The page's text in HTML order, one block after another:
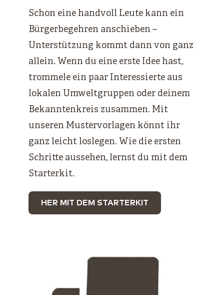
Schon eine handvoll Leute kann ein
Bürgerbegehren anschieben –
Unterstützung kommt dann von ganz
allein. Wenn du eine erste Idee hast,
trommele ein paar Interessierte aus
lokalen Umweltgruppen oder deinem
Bekanntenkreis zusammen. Mit
unseren Mustervorlagen könnt ihr
ganz leicht loslegen. Wie die ersten
Schritte aussehen, lernst du mit dem
Starterkit.
HER MIT DEM STARTERKIT